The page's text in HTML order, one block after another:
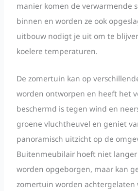
manier komen de verwarmende
binnen en worden ze ook
uitbouw nodigt je uit om te
koelere temperaturen.
De zomertuin kan op
worden ontworpen en heeft het
beschermd is tegen wind en
groene vluchtheuvel en geniet
panoramisch uitzicht op de
Buitenmeubilair hoeft niet
worden opgeborgen, maar kan
zomertuin worden achtergelaten